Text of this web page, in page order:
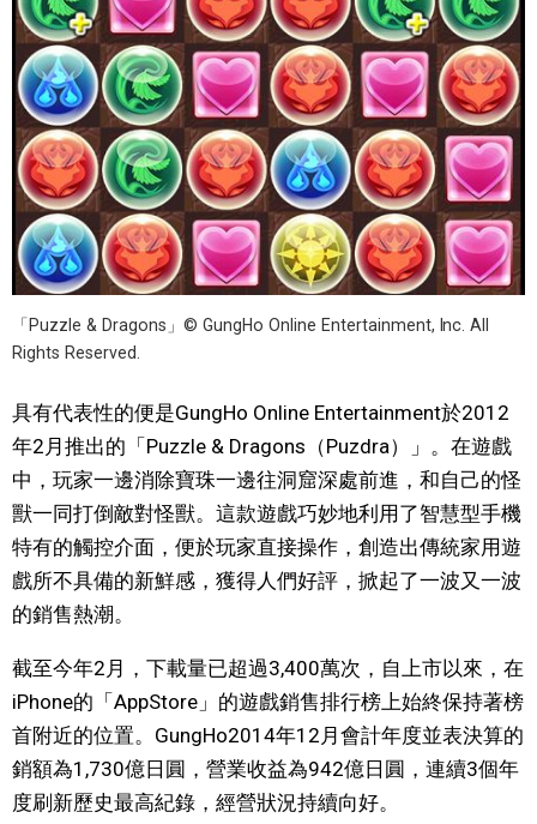
「Puzzle & Dragons」© GungHo Online Entertainment, Inc. All
Rights Reserved.
具有代表性的便是GungHo Online Entertainment於2012
年2月推出的「Puzzle & Dragons（Puzdra）」。在遊戲
中，玩家一邊消除寶珠一邊往洞窟深處前進，和自己的怪
獸一同打倒敵對怪獸。這款遊戲巧妙地利用了智慧型手機
特有的觸控介面，便於玩家直接操作，創造出傳統家用遊
戲所不具備的新鮮感，獲得人們好評，掀起了一波又一波
的銷售熱潮。
截至今年2月，下載量已超過3,400萬次，自上市以來，在
iPhone的「AppStore」的遊戲銷售排行榜上始終保持著榜
首附近的位置。GungHo2014年12月會計年度並表決算的
銷額為1,730億日圓，營業收益為942億日圓，連續3個年
度刷新歷史最高紀錄，經營狀況持續向好。